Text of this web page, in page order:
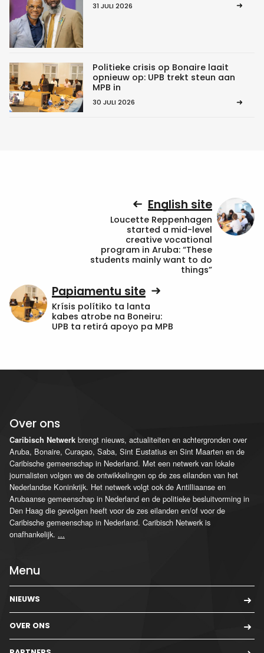
31 JULI 2026
Politieke crisis op Bonaire laait
opnieuw op: UPB trekt steun aan
MPB in
30 JULI 2026
English site
Loucette Reppenhagen
started a mid-level
creative vocational
program in Aruba: “These
students mainly want to do
things”
Papiamentu site
Krísis polítiko ta lanta
kabes atrobe na Boneiru:
UPB ta retirá apoyo pa MPB
Over ons
Caribisch Netwerk brengt nieuws, actualiteiten en achtergronden over
Aruba, Bonaire, Curaçao, Saba, Sint Eustatius en Sint Maarten en de
Caribische gemeenschap in Nederland. Met een netwerk van lokale
journalisten volgen we de ontwikkelingen op de zes eilanden van het
Nederlandse Koninkrijk. Het netwerk volgt ook de Antilliaanse en
Arubaanse gemeenschap in Nederland en de politieke besluitvorming in
Den Haag die gevolgen heeft voor de zes eilanden en/of voor de
Caribische gemeenschap in Nederland. Caribisch Netwerk is
onafhankelijk. ...
Menu
NIEUWS
OVER ONS